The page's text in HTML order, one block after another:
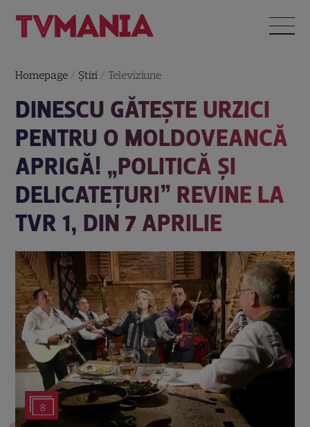
Homepage / Știri / Televiziune
DINESCU GĂTEŞTE URZICI
PENTRU O MOLDOVEANCĂ
APRIGĂ! „POLITICĂ ȘI
DELICATEȚURI” REVINE LA
TVR 1, DIN 7 APRILIE
8